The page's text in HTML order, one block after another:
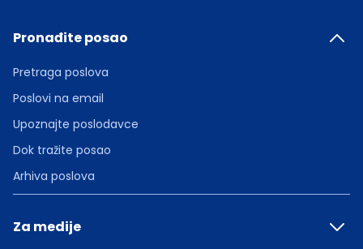
Pronađite posao
Pretraga poslova
Poslovi na email
Upoznajte poslodavce
Dok tražite posao
Arhiva poslova
Za medije